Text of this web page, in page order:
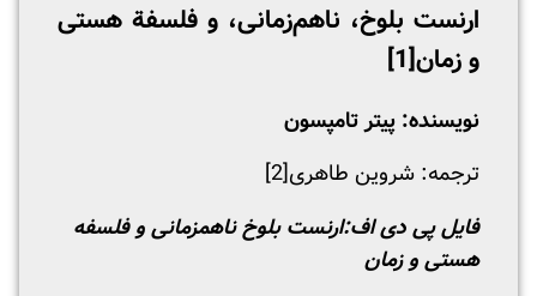
ارنست بلوخ، ناهم‌زمانی، و فلسفة هستی
و زمان[1]
نویسنده: پیتر تامپسون
ترجمه: شروین طاهری[2]
فایل پی دی اف:ارنست بلوخ نا‌همزمانی و فلسفه
هستی و زمان